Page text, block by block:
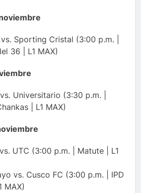
Sporting Cristal (3:00 p.m. |
36 | L1 MAX)
Universitario (3:30 p.m. |
| L1 MAX)
UTC (3:00 p.m. | Matute | L1
vs. Cusco FC (3:00 p.m. | IPD
MAX)